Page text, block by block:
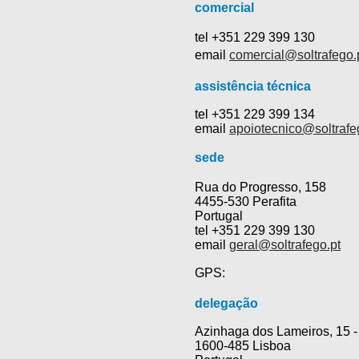
comercial
tel +351 229 399 130
email
assistência técnica
tel +351 229 399 134
email
sede
Rua do Progresso, 158
4455-530 Perafita
Portugal
tel +351 229 399 130
email geral@soltrafego.pt
GPS:
delegação
Azinhaga dos Lameiros, 15
1600-485 Lisboa